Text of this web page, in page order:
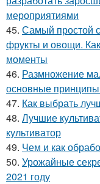
мероприятиями
45. Самый простой
фрукты и овощи.
моменты
46. Размножение
основные
47. Как выбрать
48. Лучшие
культиватор
49. Чем и как
50. Урожайные
2021 году